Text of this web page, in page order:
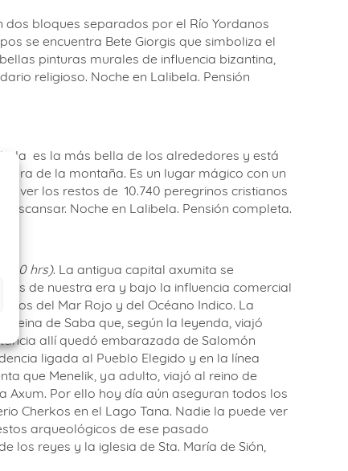
dos bloques separados por el Río Yordanos
se encuentra Bete Giorgis que simboliza el
pinturas murales de influencia bizantina,
religioso. Noche en Lalibela. Pensión
es la más bella de los alrededores y está
de la montaña. Es un lugar mágico con un
ver los restos de 10.740 peregrinos cristianos
Noche en Lalibela. Pensión completa.
hrs). La antigua capital axumita se
de nuestra era y bajo la influencia comercial
del Mar Rojo y del Océano Indico. La
de Saba que, según la leyenda, viajó
allí quedó embarazada de Salomón
ligada al Pueblo Elegido y en la línea
que Menelik, ya adulto, viajó al reino de
Axum. Por ello hoy día aún aseguran todos los
Cherkos en el Lago Tana. Nadie la puede ver
arqueológicos de ese pasado
los reyes y la iglesia de Sta. María de Sión,